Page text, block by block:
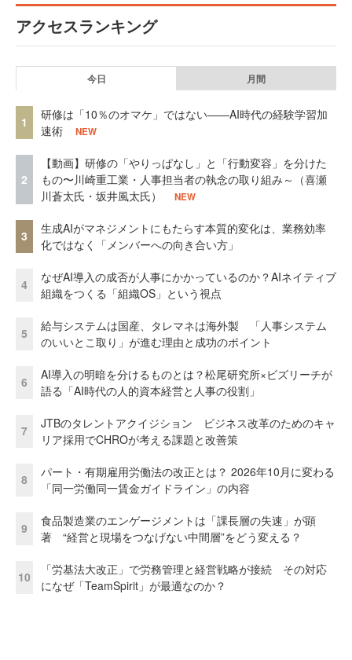
アクセスランキング
今日 月間
1
研修は「10％のオマケ」ではない——AI時代の経験学習加
速術
NEW
2
【動画】研修の「やりっぱなし」と「行動変容」を分けた
もの〜川崎重工業・人事担当者の執念の取り組み～（喜瀬
川蒼太氏・坂井風太氏）
NEW
3
生成AIがマネジメントにもたらす本質的変化は、業務効率
化ではなく「メンバーへの向き合い方」
4
なぜAI導入の成否が人事にかかっているのか？AIネイティブ
組織をつくる「組織OS」という視点
5
給与システムは国産、タレマネは海外製 「人事システム
のいいとこ取り」が進む理由と成功のポイント
6
AI導入の明暗を分けるものとは？松尾研究所×ビズリーチが
語る「AI時代の人的資本経営と人事の役割」
7
JTBのタレントアクイジション ビジネス改革のためのキャ
リア採用でCHROが考える課題と改善策
8
パート・有期雇用労働法の改正とは？ 2026年10月に変わる
「同一労働同一賃金ガイドライン」の内容
9
食品製造業のエンゲージメントは「課長層の失速」が顕
著 “経営と現場をつなげない中間層”をどう変える？
10
「労基法大改正」で労務管理と経営戦略が接続 その対応
になぜ「TeamSpirit」が最適なのか？